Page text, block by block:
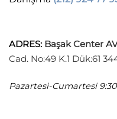
ADRES: Başak Center
Cad. No:49 K.1 Dük:61
Pazartesi-Cumartesi